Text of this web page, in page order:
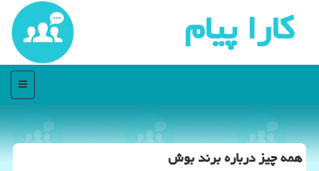
كارا پیام
منو
همه چیز درباره برند بوش